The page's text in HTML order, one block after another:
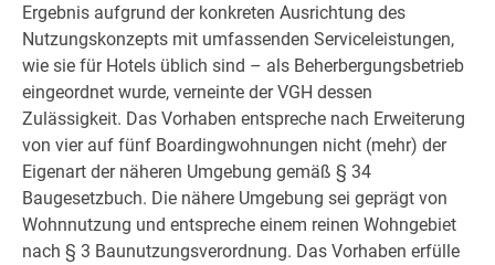
Ergebnis aufgrund der konkreten Ausrichtung des
Nutzungskonzepts mit umfassenden Serviceleistungen,
wie sie für Hotels üblich sind – als Beherbergungsbetrieb
eingeordnet wurde, verneinte der VGH dessen
Zulässigkeit. Das Vorhaben entspreche nach Erweiterung
von vier auf fünf Boardingwohnungen nicht (mehr) der
Eigenart der näheren Umgebung gemäß § 34
Baugesetzbuch. Die nähere Umgebung sei geprägt von
Wohnnutzung und entspreche einem reinen Wohngebiet
nach § 3 Baunutzungsverordnung. Das Vorhaben erfülle